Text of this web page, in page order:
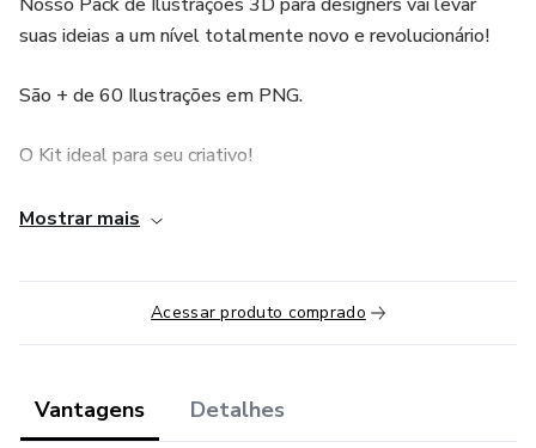
suas ideias a um nível totalmente novo e revolucionário!
São + de 60 Ilustrações em PNG.
O Kit ideal para seu criativo!
Explore cenários surreais, detalhes incríveis com nosso
ampliar suas possibilidades criativas e te fazer destacar
em cada projeto. ✨🎨
trazendo vida e dinamismo a cada imagem. 💥💼 Não perca
Mostrar mais
Acessar produto comprado
Vantagens Detalhes